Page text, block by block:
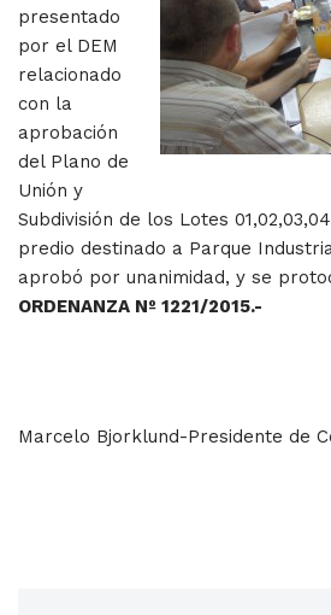
presentado
por el DEM
relacionado
con la
aprobación
del Plano de
Unión y
Subdivisión de los Lotes
predio destinado a Parque
aprobó por unanimidad, y se
ORDENANZA Nº 1221/2015.-
Marcelo Bjorklund-Presidente de